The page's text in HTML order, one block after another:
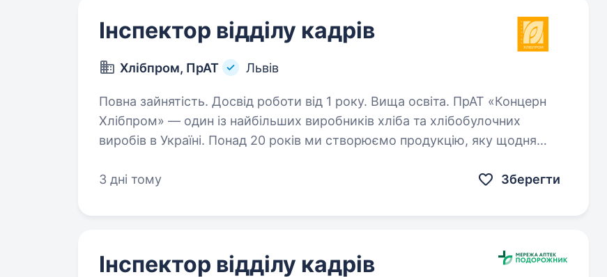
Інспектор відділу кадрів
Хлібпром, ПрАТ Львів
Повна зайнятість. Досвід роботи від 1 року. Вища освіта. ПрАТ «Концерн
Хлібпром» — один із найбільших виробників хліба та хлібобулочних
виробів в Україні. Понад 20 років ми створюємо продукцію, яку щодня
3 дні тому
Зберегти
Інспектор відділу кадрів